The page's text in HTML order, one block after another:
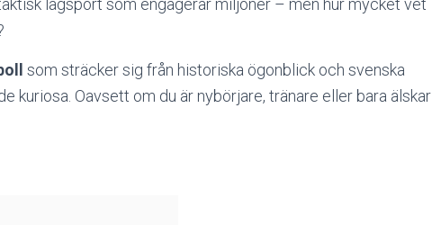
lagsport som engagerar miljoner – men hur mycket vet
som sträcker sig från historiska ögonblick och svenska
kuriosa. Oavsett om du är nybörjare, tränare eller bara älskar